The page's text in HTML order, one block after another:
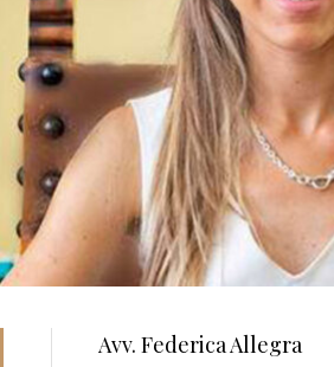
Avv. Federica Allegra